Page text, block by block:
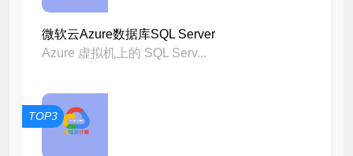
微软云Azure数据库SQL Server
Azure 虚拟机上的 SQL Serv...
TOP3